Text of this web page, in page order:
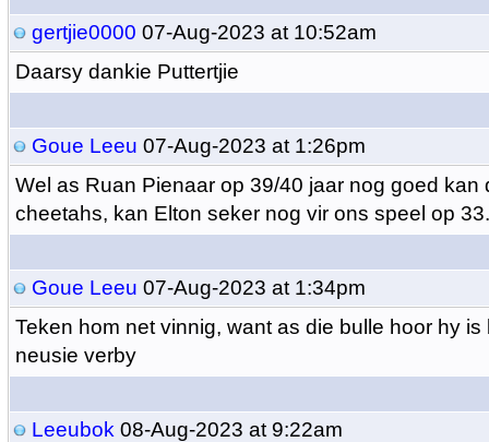
gertjie0000 07-Aug-2023 at 10:52am
Daarsy dankie Puttertjie
Goue Leeu 07-Aug-2023 at 1:26pm
Wel as Ruan Pienaar op 39/40 jaar nog goed kan
cheetahs, kan Elton seker nog vir ons speel op
Goue Leeu 07-Aug-2023 at 1:34pm
Teken hom net vinnig, want as die bulle hoor hy is
neusie verby
Leeubok 08-Aug-2023 at 9:22am